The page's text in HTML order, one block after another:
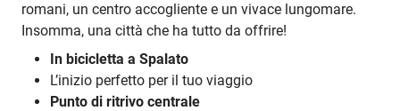
romani, un centro accogliente e un vivace lungomare.
Insomma, una città che ha tutto da offrire!
In bicicletta a Spalato
L’inizio perfetto per il tuo viaggio
Punto di ritrivo centrale